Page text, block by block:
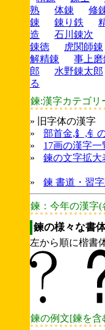
熟
体錬 修
錬
錬り鉄
造
石川錬次
錬徳
虎関師錬
解精錬
事上磨
郎
水野錬太郎
る
鍊:漢字カテゴリ
» 旧字体の漢字
»
部首金,釒,钅
»
17画の漢字一
»
鍊の文字拡大
» 鍊 書道・習
鍊：今年の漢字(
鍊の様々な書
左から順に楷書
鍊の例文[鍊を含